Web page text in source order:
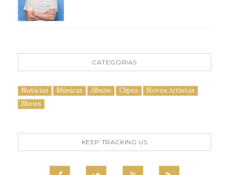
CATEGORIAS
Notícias Músicas Álbuns Clipes
Novos Artistas
Shows
KEEP TRACKING US